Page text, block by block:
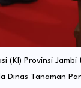
(KI) Provinsi
Dinas Tanaman